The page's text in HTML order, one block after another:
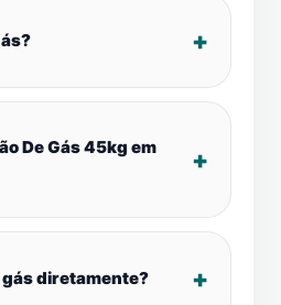
De Gás 45kg em
diretamente?